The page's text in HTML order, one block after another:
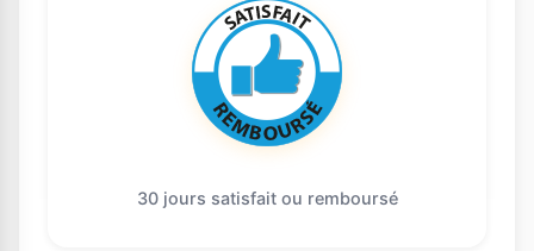
30 jours satisfait ou remboursé